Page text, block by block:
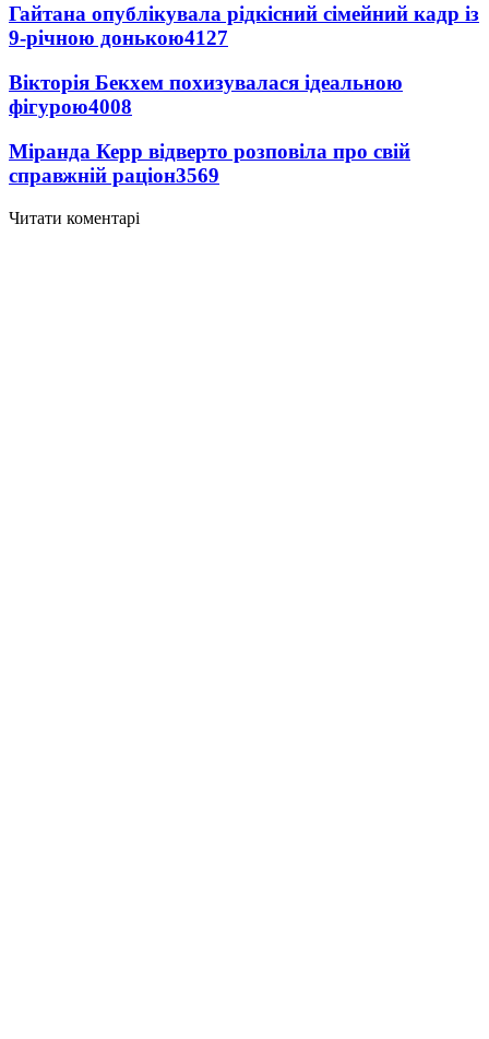
Гайтана опублікувала рідкісний сімейний кадр із
9-річною донькою4127
Вікторія Бекхем похизувалася ідеальною
фігурою4008
Міранда Керр відверто розповіла про свій
справжній раціон3569
Читати коментарі